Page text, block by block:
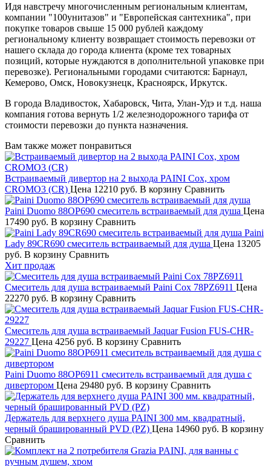
Идя навстречу многочисленным региональным клиентам,
компании "100унитазов" и "Европейская сантехника", при
покупке товаров свыше 15 000 рублей каждому
региональному клиенту возвращает стоимость перевозки от
нашего склада до города клиента (кроме тех товарных
позиций, которые нуждаются в дополнительной упаковке при
перевозке). Региональными городами считаются: Барнаул,
Кемерово, Омск, Новокузнецк, Красноярск, Иркутск.
В города Владивосток, Хабаровск, Чита, Улан-Удэ и т.д. наша
компания готова вернуть 1/2 железнодорожного тарифа от
стоимости перевозки до пункта назначения.
Вам также может понравиться
Встраиваемый дивертор на 2 выхода PAINI Cox, хром
CROMO3 (CR) Цена 12210 руб. В корзину Сравнить
Paini Duomo 88OP690 смеситель встраиваемый для душа Цена
17490 руб. В корзину Сравнить
Paini
Lady 89CR690 смеситель встраиваемый для душа Цена 13205
руб. В корзину Сравнить
Хит продаж
Смеситель для душа встраиваемый Paini Cox 78PZ6911 Цена
22270 руб. В корзину Сравнить
Смеситель для душа встраиваемый Jaquar Fusion FUS-CHR-
29227 Цена 4256 руб. В корзину Сравнить
Paini Duomo 88OP6911 смеситель встраиваемый для душа с
дивертором Цена 29480 руб. В корзину Сравнить
Держатель для верхнего душа PAINI 300 мм. квадратный,
черный брашированный PVD (PZ) Цена 14960 руб. В корзину
Сравнить